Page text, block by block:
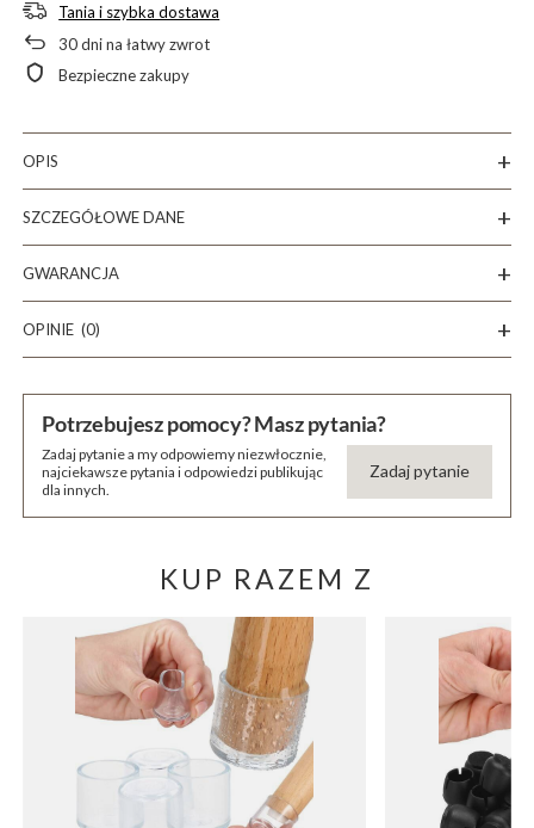
Tania i szybka dostawa
30dni na łatwy zwrot
Bezpieczne zakupy
OPIS
SZCZEGÓŁOWE DANE
GWARANCJA
OPINIE (0)
Potrzebujesz pomocy? Masz pytania?
Zadaj pytanie a my odpowiemy niezwłocznie,
najciekawsze pytania i odpowiedzi publikując
dla innych.
Zadaj pytanie
KUP RAZEM Z